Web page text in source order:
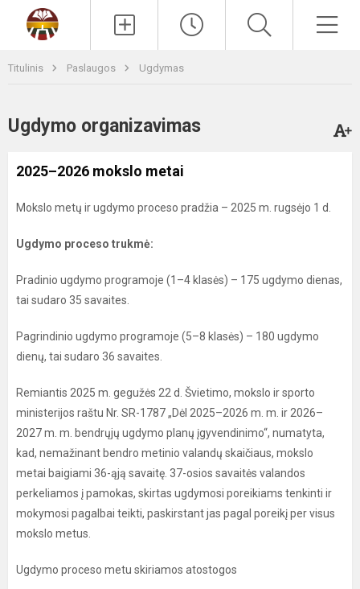
Titulinis Paslaugos Ugdymas
Ugdymo organizavimas
2025–2026 mokslo metai
Mokslo metų ir ugdymo proceso pradžia – 2025 m. rugsėjo 1 d.
Ugdymo proceso trukmė:
Pradinio ugdymo programoje (1–4 klasės) – 175 ugdymo dienas,
tai sudaro 35 savaites.
Pagrindinio ugdymo programoje (5–8 klasės) – 180 ugdymo
dienų, tai sudaro 36 savaites.
Remiantis 2025 m. gegužės 22 d. Švietimo, mokslo ir sporto
ministerijos raštu Nr. SR-1787 „Dėl 2025–2026 m. m. ir 2026–
2027 m. m. bendrųjų ugdymo planų įgyvendinimo“, numatyta,
kad, nemažinant bendro metinio valandų skaičiaus, mokslo
metai baigiami 36-ąją savaitę. 37-osios savaitės valandos
perkeliamos į pamokas, skirtas ugdymosi poreikiams tenkinti ir
mokymosi pagalbai teikti, paskirstant jas pagal poreikį per visus
mokslo metus.
Ugdymo proceso metu skiriamos atostogos